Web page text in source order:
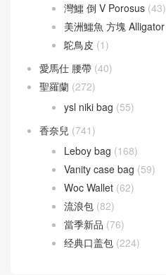
灣鱷 倒 V Porosus (43)
美洲鱷魚 方塊 Alligator
鴕鳥皮 (1)
愛馬仕 腰帶 (40)
聖羅蘭 (272)
ysl niki bag (55)
香奈兒 (741)
Leboy bag (168)
Vanity case bag (59)
Woc Wallet (62)
流浪包 (82)
當季新品 (76)
经典口盖包 (224)